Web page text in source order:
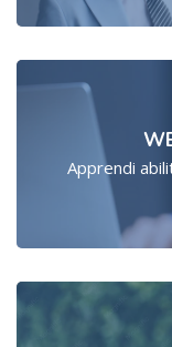
Apprendi